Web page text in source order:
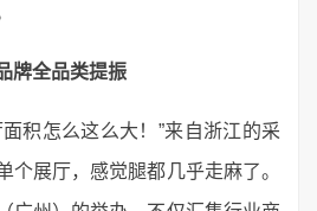
牌全品类提振
积怎么这么大！”来自浙江的采
个展厅，感觉腿都几乎走麻了。